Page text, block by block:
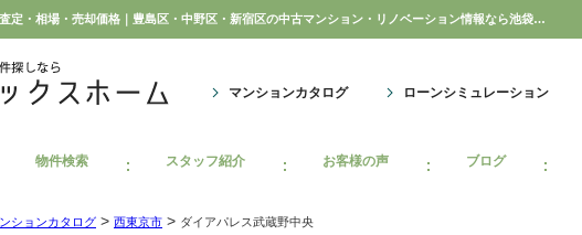
ダイアパレス武蔵野中央｜購入・売り物件、売却査定・相場・売却価格｜豊島区・中野区・新宿区の中古マンション・リノベーション情報なら池袋のアイベックスホーム！のマンション情報のことならアイベックスホーム株式会社
マンションカタログ ローンシミュレーション
物件検索 スタッフ紹介 お客様の声 ブログ
ションカタログ > 西東京市 > ダイアパレス武蔵野中央